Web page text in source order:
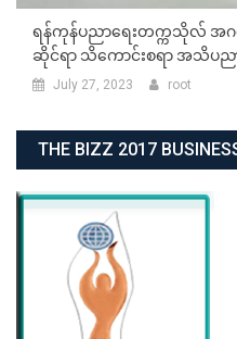
ရန်ကုန်ပညာရေးတက္ကသိုလ် အ
ဆိုင်ရာ သိကောင်းစရာ အသိပညာ
July 27, 2023 root
THE BIZZ 2017